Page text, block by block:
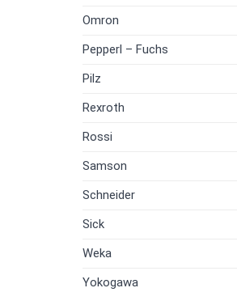
Omron
Pepperl – Fuchs
Pilz
Rexroth
Rossi
Samson
Schneider
Sick
Weka
Yokogawa